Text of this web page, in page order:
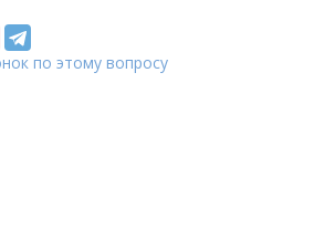
по этому вопросу